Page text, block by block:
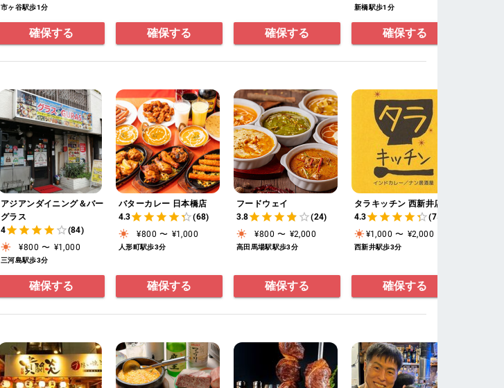
市ヶ谷駅歩1分
確保する 確保する 確保する
新橋駅歩1分
確保する
アジアンダイニング＆バー
グラス
4
(84)
¥800 〜 ¥1,000
三河島駅歩3分
確保する
バターカレー 日本橋店
4.3
(68)
¥800 〜 ¥1,000
人形町駅歩3分
確保する
フードウェイ
3.8
(24)
¥800 〜 ¥2,000
高田馬場駅駅歩3分
確保する
タラキッチン 西新井店
4.3
(75)
¥1,000 〜 ¥2,000
西新井駅歩3分
確保する